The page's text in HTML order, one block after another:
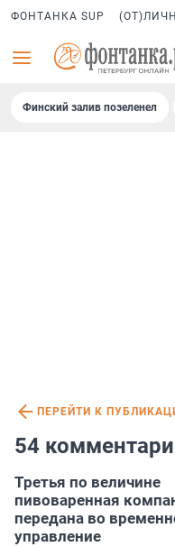
ФОНТАНКА SUP
Финский залив позеленел
ПЕРЕЙТИ К
54
Третья по величине
пивоваренная
передана во
управление